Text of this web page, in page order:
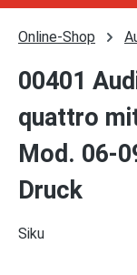
Online-Shop
00401
quattro
Mod. 06-
Druck
Siku